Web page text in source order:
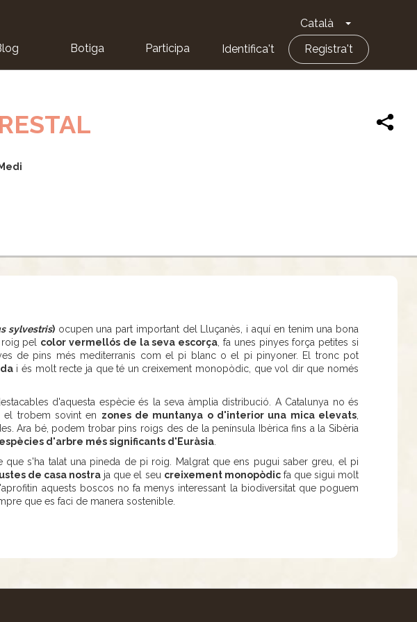
Català Toggle
Botiga Participa Identifica't Registra't
Medi
sylvestris)ocupen una part important del Lluçanès, i aquí en tenim una bona
pel color vermellós de la seva escorça , fa unes pinyes força petites si
de pins més mediterranis com el pi blanc o el pi pinyoner. El tronc pot
i és molt recte ja que té un creixement monopòdic, que vol dir que només
d'aquesta espècie és la seva àmplia distribució. A Catalunya no és
trobem sovint en zones de muntanya o d'interior una mica elevats
Ara bé, podem trobar pins roigs des de la península Ibèrica fins a la Sibèria
d'arbre més significants d'Euràsia
que s'ha talat una pineda de pi roig. Malgrat que ens pugui saber greu, el pi
de casa nostra ja que el seu creixement monopòdicfa que sigui molt
aquests boscos no fa menys interessant la biodiversitat que poguem
que es faci de manera sostenible.